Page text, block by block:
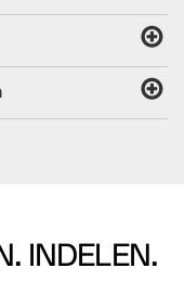
INDELEN.